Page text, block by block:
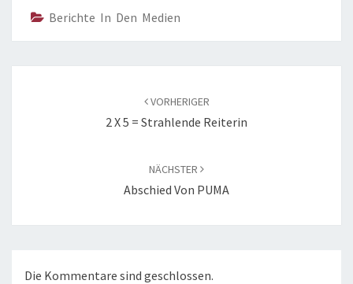
Berichte In Den Medien
VORHERIGER
2 X 5 = Strahlende Reiterin
NÄCHSTER
Abschied Von PUMA
Die Kommentare sind geschlossen.